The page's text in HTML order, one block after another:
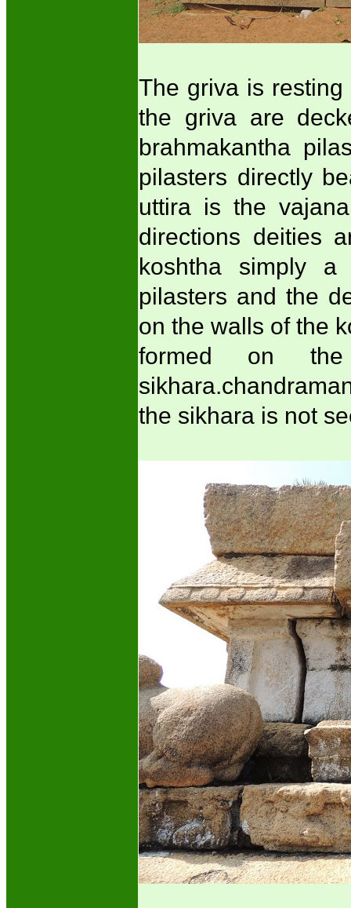
The griva is
the griva are
brahmakantha
pilasters directly
uttira is the
directions deities
koshtha simply a
pilasters and the
on the walls of the
formed on
the sikhara is not